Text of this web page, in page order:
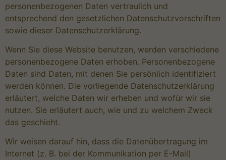
personenbezogenen Daten vertraulich und
entsprechend den gesetzlichen Datenschutzvorschriften
sowie dieser Datenschutzerklärung.
Wenn Sie diese Website benutzen, werden verschiedene
personenbezogene Daten erhoben. Personenbezogene
Daten sind Daten, mit denen Sie persönlich identifiziert
werden können. Die vorliegende Datenschutzerklärung
erläutert, welche Daten wir erheben und wofür wir sie
nutzen. Sie erläutert auch, wie und zu welchem Zweck
das geschieht.
Wir weisen darauf hin, dass die Datenübertragung im
Internet (z. B. bei der Kommunikation per E-Mail)